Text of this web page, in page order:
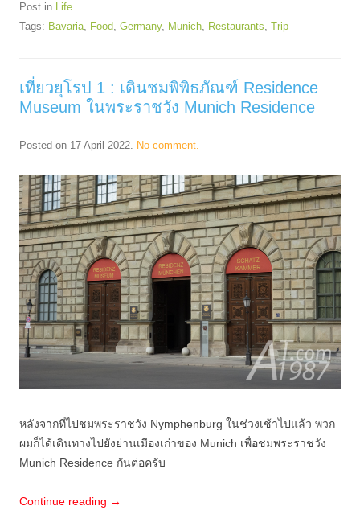
Post in Life
Tags: Bavaria, Food, Germany, Munich, Restaurants, Trip
เที่ยวยุโรป 1 : เดินชมพิพิธภัณฑ์ Residence
Museum ในพระราชวัง Munich Residence
Posted on 17 April 2022. No comment.
หลังจากที่ไปชมพระราชวัง Nymphenburg ในช่วงเช้าไปแล้ว พวก
ผมก็ได้เดินทางไปยังย่านเมืองเก่าของ Munich เพื่อชมพระราชวัง
Munich Residence กันต่อครับ
Continue reading →